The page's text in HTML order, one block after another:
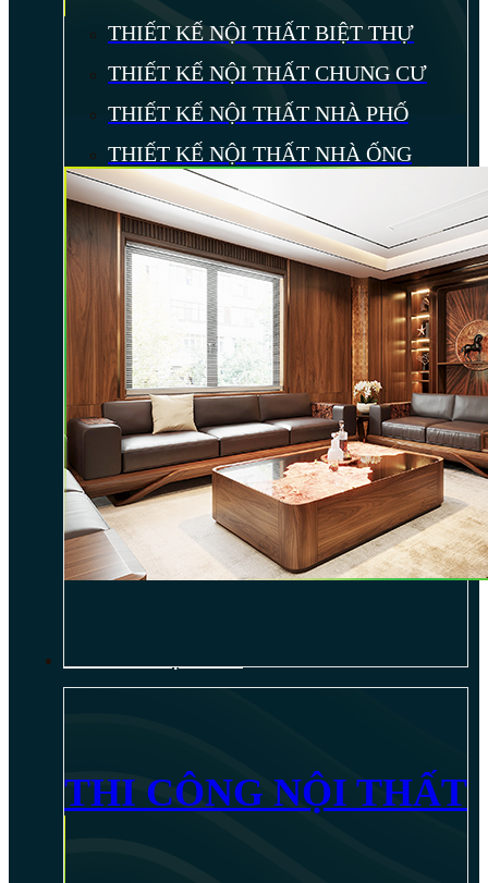
THIẾT KẾ NỘI THẤT BIỆT THỰ
THIẾT KẾ NỘI THẤT CHUNG CƯ
THIẾT KẾ NỘI THẤT NHÀ PHỐ
THIẾT KẾ NỘI THẤT NHÀ ỐNG
THI CÔNG NỘI THẤT